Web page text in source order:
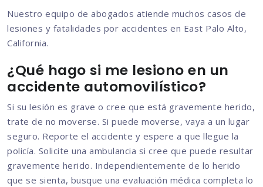
Nuestro equipo de abogados atiende muchos casos de
lesiones y fatalidades por accidentes en East Palo Alto,
California.
¿Qué hago si me lesiono en un
accidente automovilístico?
Si su lesión es grave o cree que está gravemente herido,
trate de no moverse. Si puede moverse, vaya a un lugar
seguro. Reporte el accidente y espere a que llegue la
policía. Solicite una ambulancia si cree que puede resultar
gravemente herido. Independientemente de lo herido
que se sienta, busque una evaluación médica completa lo